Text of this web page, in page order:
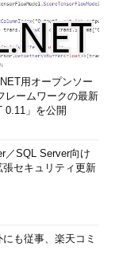
用オープンソー
レームワークの最新
0.11」を公開
／SQL Server向け
セキュリティ更新
も従事、楽天コミ